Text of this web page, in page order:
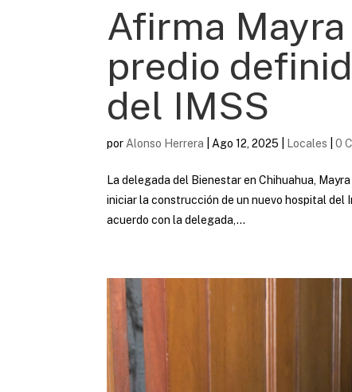
Afirma Mayra
predio
del IMSS
por Alonso Herrera Ago 12, 2025 Locales |0
La delegada del Bienestar en Chihuahua,
iniciar la construcción de un nuevo hospital del
acuerdo con la delegada,...